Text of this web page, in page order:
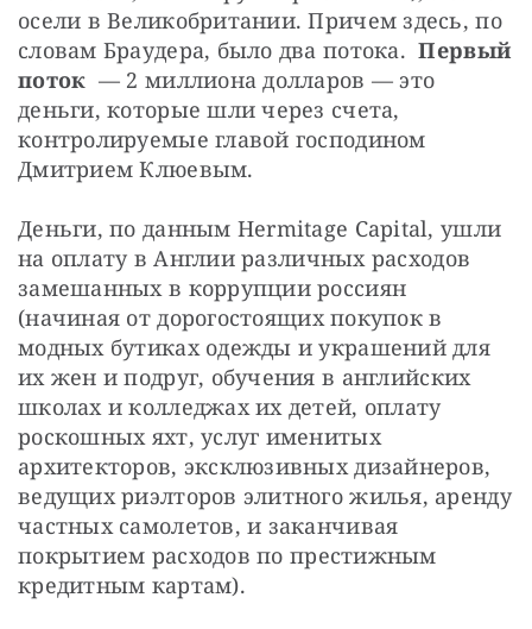
осели в Великобритании. Причем здесь, по
словам Браудера, было два потока. Первый
поток
  — 2 миллиона долларов — это
деньги, которые шли через счета,
контролируемые главой господином
Дмитрием Клюевым.
Деньги, по данным Hermitage Capital, ушли
на оплату в Англии различных расходов
замешанных в коррупции россиян
(начиная от дорогостоящих покупок в
модных бутиках одежды и украшений для
их жен и подруг, обучения в
английских
школах и колледжах их детей, оплату
роскошных яхт, услуг именитых
архитекторов, эксклюзивных дизайнеров,
ведущих риэлторов элитного жилья, аренду
частных самолетов, и заканчивая
покрытием расходов по престижным
кредитным картам).